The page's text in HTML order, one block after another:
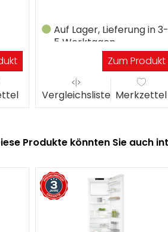
Auf Lager, Lieferung in 3-
5 Werktagen
Zum Produkt
Vergleichsliste Merkzettel
Produkte könnten Sie auch